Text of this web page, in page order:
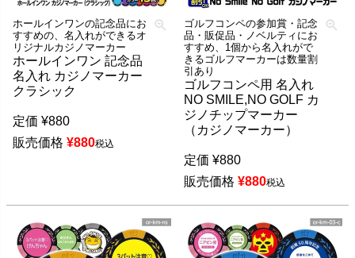
ホールインワンの記念品にお
すすめの、名入れができるオ
リジナルカジノマーカー
ホールインワン 記念品
名入れ カジノマーカー
クラシック
定価 ¥880
販売価格 ¥880税込
ゴルフコンペの参加賞・記念
品・販促品・ノベルティにお
すすめ、1個から名入れがで
きるゴルフマーカーは数量割
引あり
ゴルフコンペ用 名入れ
NO SMILE,NO GOLF カ
ジノチップマーカー
（カジノマーカー）
定価 ¥880
販売価格 ¥880税込